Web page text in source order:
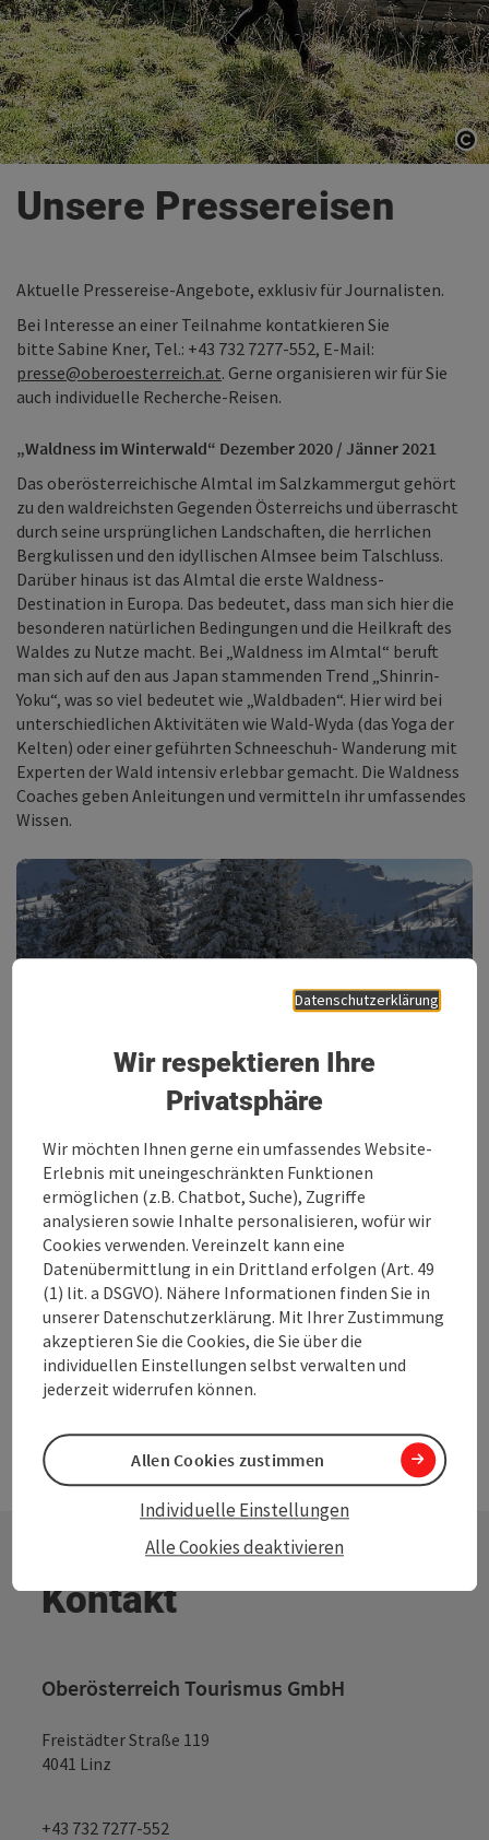
Unsere Pressereisen
Aktuelle Pressereise-Angebote, exklusiv für Journalisten.
Bei Interesse an einer Teilnahme kontatkieren Sie
bitte Sabine Kner, Tel.: +43 732 7277-552, E-Mail:
presse@oberoesterreich.at. Gerne organisieren wir für Sie
auch individuelle Recherche-Reisen.
„Waldness im Winterwald“ Dezember 2020 / Jänner 2021
Das oberösterreichische Almtal im Salzkammergut gehört
zu den waldreichsten Gegenden Österreichs und überrascht
durch seine ursprünglichen Landschaften, die herrlichen
Bergkulissen und den idyllischen Almsee beim Talschluss.
Darüber hinaus ist das Almtal die erste Waldness-
Destination in Europa. Das bedeutet, dass man sich hier die
besonderen natürlichen Bedingungen und die Heilkraft des
Waldes zu Nutze macht. Bei „Waldness im Almtal“ beruft
man sich auf den aus Japan stammenden Trend „Shinrin-
Yoku“, was so viel bedeutet wie „Waldbaden“. Hier wird bei
unterschiedlichen Aktivitäten wie Wald-Wyda (das Yoga der
Kelten) oder einer geführten Schneeschuh- Wanderung mit
Experten der Wald intensiv erlebbar gemacht. Die Waldness
Coaches geben Anleitungen und vermitteln ihr umfassendes
Wissen.
Pressekontakt:
Oberösterreich Tourismus GmbH
Sabine Kner
Freistädter Straße 119
4041 Linz
Tel.: +43 732 7277-552
Fax: +43 732 72779-552
presse@oberoesterreich.at
www.oberoesterreich.at
Kontakt
Oberösterreich Tourismus GmbH
Freistädter Straße 119
4041 Linz
+43 732 7277-552
Datenschutzerklärung
Wir respektieren Ihre
Privatsphäre
Wir möchten Ihnen gerne ein umfassendes Website-
Erlebnis mit uneingeschränkten Funktionen
ermöglichen (z.B. Chatbot, Suche), Zugriffe
analysieren sowie Inhalte personalisieren, wofür wir
Cookies verwenden. Vereinzelt kann eine
Datenübermittlung in ein Drittland erfolgen (Art. 49
(1) lit. a DSGVO). Nähere Informationen finden Sie in
unserer Datenschutzerklärung. Mit Ihrer Zustimmung
akzeptieren Sie die Cookies, die Sie über die
individuellen Einstellungen selbst verwalten und
jederzeit widerrufen können.
Alle Cookies deaktivieren
Individuelle Einstellungen
Allen Cookies zustimmen